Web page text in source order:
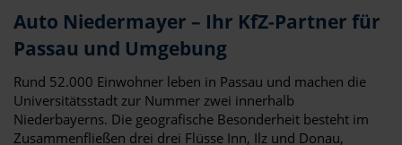
Auto Niedermayer – Ihr KfZ-Partner für
Passau und Umgebung
Rund 52.000 Einwohner leben in Passau und machen die
Universitätsstadt zur Nummer zwei innerhalb
Niederbayerns. Die geografische Besonderheit besteht im
Zusammenfließen drei drei Flüsse Inn, Ilz und Donau,